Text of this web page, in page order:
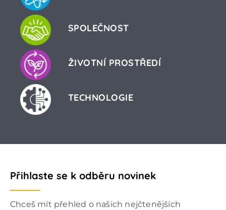
SPOLEČNOST
ŽIVOTNÍ PROSTŘEDÍ
TECHNOLOGIE
Přihlaste se k odběru novinek
Chceš mít přehled o našich nejčtenějších